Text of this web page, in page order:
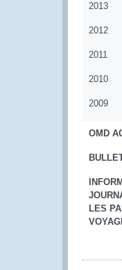
2013
2012
2011
2010
2009
OMD
LES